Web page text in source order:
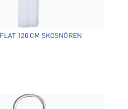
FLAT 120 CM SKOSNÖREN